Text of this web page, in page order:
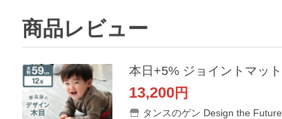
商品レビュー
13,200円
タンスのゲン Design the Future